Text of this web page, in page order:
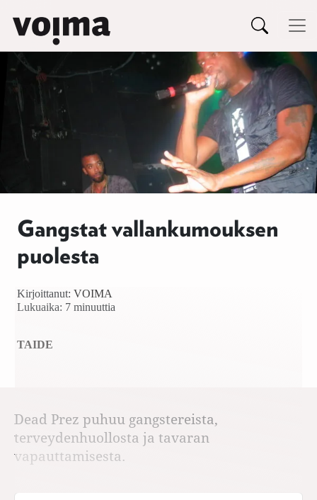
Siirry sisältöön
Päävalikko
Gangstat vallankumouksen
puolesta
Kirjoittanut: VOIMA
Lukuaika: 7 minuuttia
TAIDE
Dead Prez puhuu gangstereista,
terveydenhuollosta ja tavaran
vapauttamisesta.